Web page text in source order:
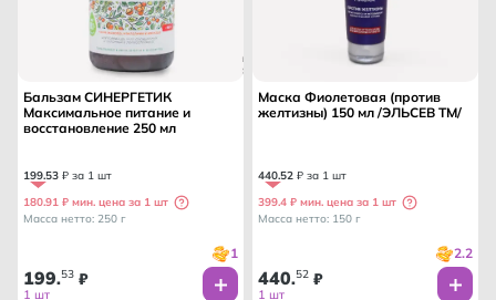
Бальзам СИНЕРГЕТИК
Максимальное питание и
восстановление 250 мл
199.53 ₽ за 1 шт
180.91 ₽ мин. цена за 1 шт
Масса нетто: 250 г
1
199.53 ₽
1 шт
Маска Фиолетовая (против
желтизны) 150 мл /ЭЛЬСЕВ ТМ/
440.52 ₽ за 1 шт
399.4 ₽ мин. цена за 1 шт
Масса нетто: 150 г
2.2
440.52 ₽
1 шт